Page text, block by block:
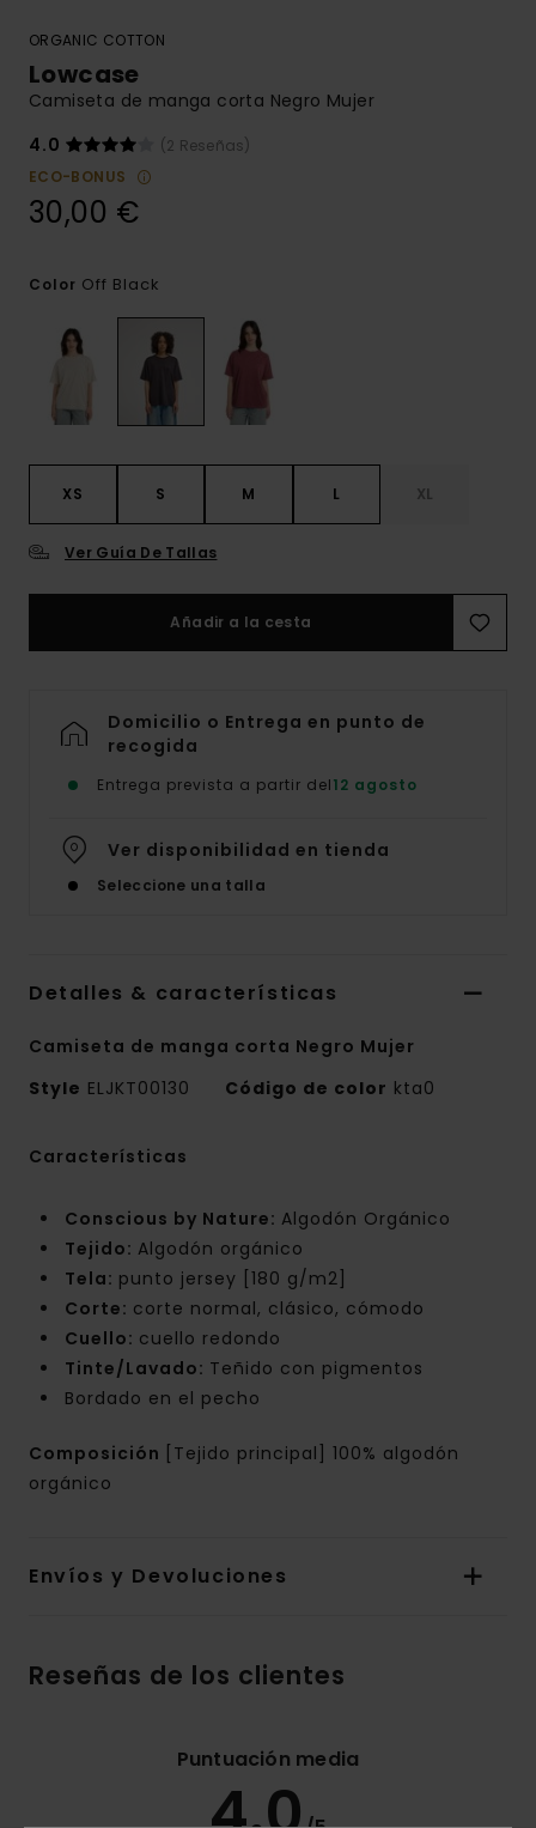
ORGANIC COTTON
Lowcase
Camiseta de manga corta Negro Mujer
4.0
(2 Reseñas)
ECO-BONUS
30,00 €
Color Off Black
XS S M L XL
Ver Guía De Tallas
Añadir a la cesta
Domicilio o Entrega en punto de
recogida
Entrega prevista a partir del12 agosto
Ver disponibilidad en tienda
Seleccione una talla
Detalles & características
Camiseta de manga corta Negro Mujer
Style ELJKT00130 Código de color kta0
Características
Conscious by Nature: Algodón Orgánico
Tejido: Algodón orgánico
Tela: punto jersey [180 g/m2]
Corte: corte normal, clásico, cómodo
Cuello: cuello redondo
Tinte/Lavado: Teñido con pigmentos
Bordado en el pecho
Composición
[Tejido principal] 100% algodón
orgánico
Envíos y Devoluciones
Reseñas de los clientes
Puntuación media